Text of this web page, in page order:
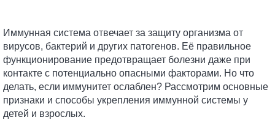
Иммунная система отвечает за защиту организма от
вирусов, бактерий и других патогенов. Её правильное
функционирование предотвращает болезни даже при
контакте с потенциально опасными факторами. Но что
делать, если иммунитет ослаблен? Рассмотрим основные
признаки и способы укрепления иммунной системы у
детей и взрослых.